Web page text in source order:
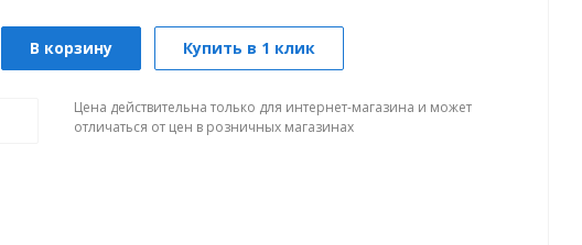
В корзину Купить в 1 клик
Цена действительна только для интернет-магазина и может
отличаться от цен в розничных магазинах